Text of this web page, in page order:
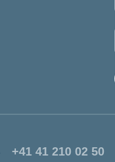
+41 41 210 02 50